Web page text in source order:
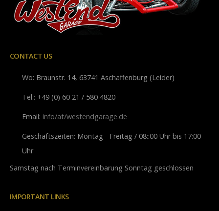
CONTACT US
Wo: Braunstr. 14, 63741 Aschaffenburg (Leider)
Tel.: +49 (0) 60 21 / 580 4820
Email: info/at/westendgarage.de
Geschäftszeiten: Montag - Freitag / 08::00 Uhr bis 17:00
Uhr
Samstag nach Terminvereinbarung Sonntag geschlossen
IMPORTANT LINKS